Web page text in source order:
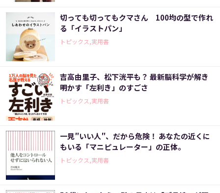
切っても切ってもクマさん 100均の型で作れ
る「イラストパン」
トピックス,実用書
吉高由里子、松下洸平も？ 最新脳科学が解き
明かす「左利き」のすごさ
トピックス,実用書
一見″いい人″、だから危険！ あなたの近くに
もいる「マニピュレーター」の正体。
トピックス,実用書